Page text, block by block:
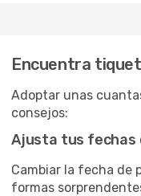
Encuentra
Adoptar unas
consejos:
Ajusta tus fechas
Cambiar la fecha de
formas